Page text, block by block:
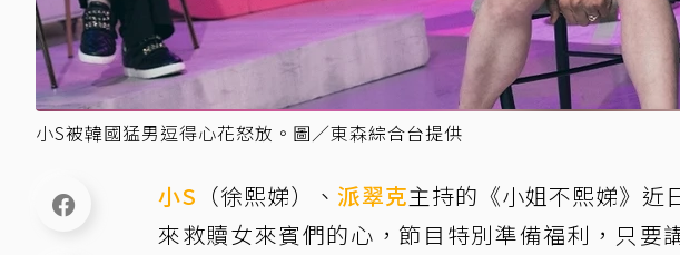
小S被韓國猛男逗得心花怒放。圖／東森綜合台提供
小S （徐熙娣）、 派翠克主持的《小姐不熙娣》近
來救贖女來賓們的心，節目特別準備福利，只要